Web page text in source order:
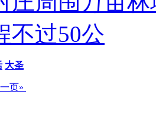
不过50公
大圣
页»